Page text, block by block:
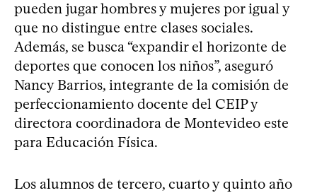
pueden jugar hombres y mujeres por igual y
que no distingue entre clases sociales.
Además, se busca “expandir el horizonte de
deportes que conocen los niños”, aseguró
Nancy Barrios, integrante de la comisión de
perfeccionamiento docente del CEIP y
directora coordinadora de Montevideo este
para Educación Física.
Los alumnos de tercero, cuarto y quinto año